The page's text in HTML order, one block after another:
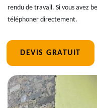
rendu de travail. Si vous avez
téléphoner directement.
DEVIS GRATUIT